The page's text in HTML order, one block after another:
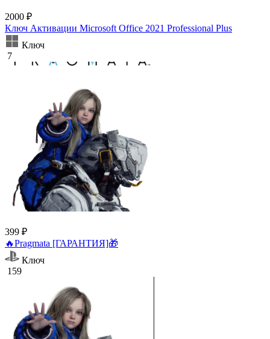
2000 ₽
Ключ Активации Microsoft Office 2021 Professional Plus
Ключ
7
399 ₽
🔥Pragmata [ГАРАНТИЯ]🎁
Ключ
159